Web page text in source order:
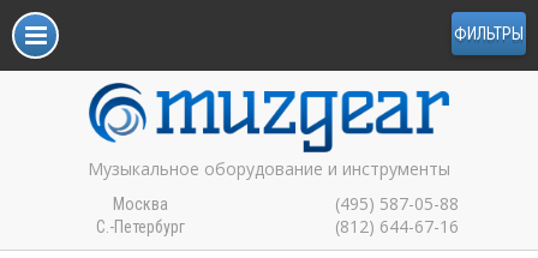
ФИЛЬТРЫ
Музыкальное оборудование и инструменты
Москва (495) 587-05-88
С.-Петербург (812) 644-67-16